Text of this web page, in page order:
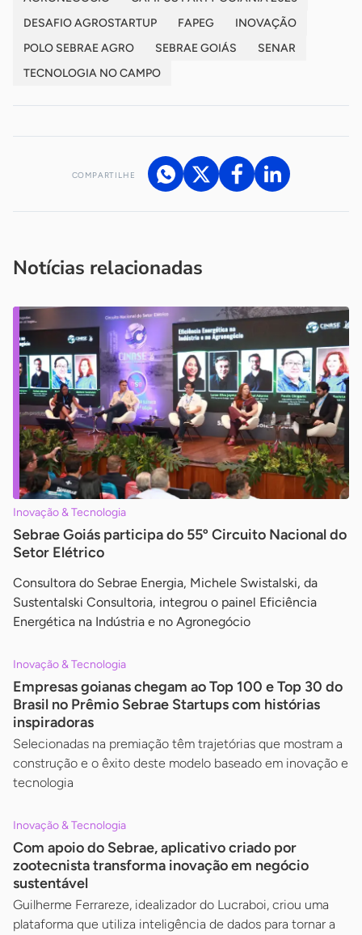
DESAFIO AGROSTARTUP
FAPEG
INOVAÇÃO
POLO SEBRAE AGRO
SEBRAE GOIÁS
SENAR
TECNOLOGIA NO CAMPO
COMPARTILHE
Notícias relacionadas
Inovação & Tecnologia
Sebrae Goiás participa do 55º Circuito Nacional do
Setor Elétrico
Consultora do Sebrae Energia, Michele Swistalski, da
Sustentalski Consultoria, integrou o painel Eficiência
Energética na Indústria e no Agronegócio
Inovação & Tecnologia
Empresas goianas chegam ao Top 100 e Top 30 do
Brasil no Prêmio Sebrae Startups com histórias
inspiradoras
Selecionadas na premiação têm trajetórias que mostram a
construção e o êxito deste modelo baseado em inovação e
tecnologia
Inovação & Tecnologia
Com apoio do Sebrae, aplicativo criado por
zootecnista transforma inovação em negócio
sustentável
Guilherme Ferrareze, idealizador do Lucraboi, criou uma
plataforma que utiliza inteligência de dados para tornar a